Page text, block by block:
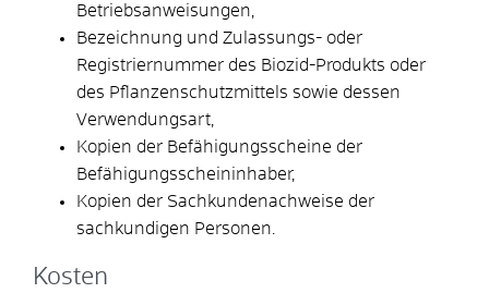
Betriebsanweisungen,
Bezeichnung und Zulassungs- oder
Registriernummer des Biozid-Produkts oder
des Pflanzenschutzmittels sowie dessen
Verwendungsart,
Kopien der Befähigungsscheine der
Befähigungsscheininhaber,
Kopien der Sachkundenachweise der
sachkundigen Personen.
Kosten